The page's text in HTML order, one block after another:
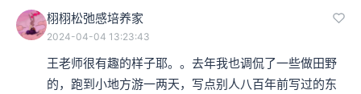
栩栩松弛感培养家
2024-04-04 13:23:43
王老师很有趣的样子耶。。去年我也调侃了一些做田野
的，跑到小地方游一两天，写点别人八百年前写过的东